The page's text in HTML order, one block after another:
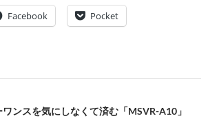
Facebook Pocket
ンスを気にしなくて済む「MSVR-A10」